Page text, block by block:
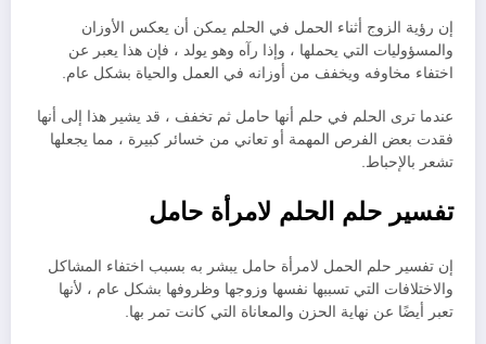
إن رؤية الزوج أثناء الحمل في الحلم يمكن أن يعكس الأوزان
والمسؤوليات التي يحملها ، وإذا رآه وهو يولد ، فإن هذا يعبر عن
اختفاء مخاوفه ويخفف من أوزانه في العمل والحياة بشكل عام.
عندما ترى الحلم في حلم أنها حامل ثم تخفف ، قد يشير هذا إلى أنها
فقدت بعض الفرص المهمة أو تعاني من خسائر كبيرة ، مما يجعلها
تشعر بالإحباط.
تفسير حلم الحلم لامرأة حامل
إن تفسير حلم الحمل لامرأة حامل يبشر به بسبب اختفاء المشاكل
والاختلافات التي تسببها نفسها وزوجها وظروفها بشكل عام ، لأنها
تعبر أيضًا عن نهاية الحزن والمعاناة التي كانت تمر بها.